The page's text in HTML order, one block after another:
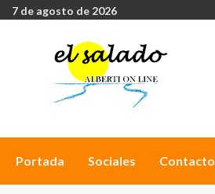
7 de agosto de 2026
Portada Sociales Contacto